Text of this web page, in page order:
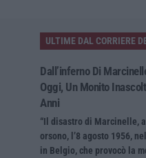
ULTIME DAL CORRIERE
Dall’inferno Di
Oggi, Un Monito
Anni
“Il disastro di Marcinelle,
orsono, l’8 agosto 1956,
in Belgio, che provocò la